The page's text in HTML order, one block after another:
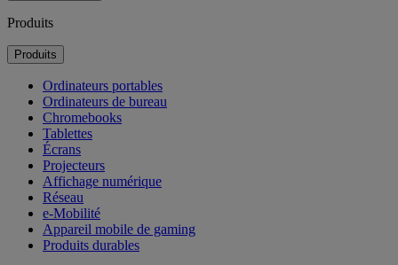
Produits
Produits
Ordinateurs portables
Ordinateurs de bureau
Chromebooks
Tablettes
Écrans
Projecteurs
Affichage numérique
Réseau
e-Mobilité
Appareil mobile de gaming
Produits durables